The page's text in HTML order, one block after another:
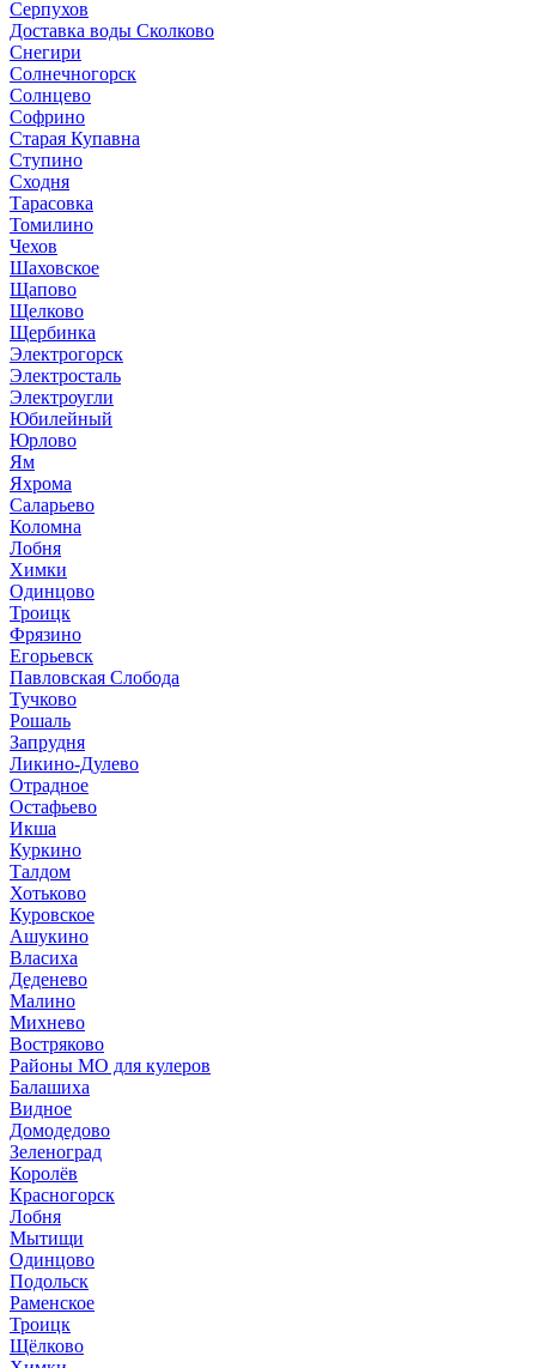
Серпухов
Доставка воды Сколково
Снегири
Солнечногорск
Солнцево
Софрино
Старая Купавна
Ступино
Сходня
Тарасовка
Томилино
Чехов
Шаховское
Щапово
Щелково
Щербинка
Электрогорск
Электросталь
Электроугли
Юбилейный
Юрлово
Ям
Яхрома
Саларьево
Коломна
Лобня
Химки
Одинцово
Троицк
Фрязино
Егорьевск
Павловская Слобода
Тучково
Рошаль
Запрудня
Ликино-Дулево
Отрадное
Остафьево
Икша
Куркино
Талдом
Хотьково
Куровское
Ашукино
Власиха
Деденево
Малино
Михнево
Востряково
Районы МО для кулеров
Балашиха
Видное
Домодедово
Зеленоград
Королёв
Красногорск
Лобня
Мытищи
Одинцово
Подольск
Раменское
Троицк
Щёлково